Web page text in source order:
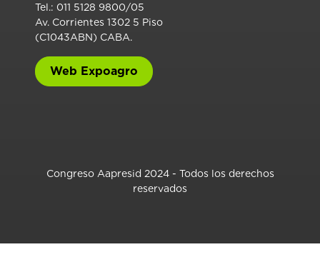
Tel.: 011 5128 9800/05
Av. Corrientes 1302 5 Piso
(C1043ABN) CABA.
Web Expoagro
Congreso Aapresid 2024 - Todos los derechos
reservados